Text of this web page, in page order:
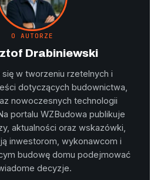
O AUTORZE
Drabiniewski
w tworzeniu rzetelnych i
dotyczących budownictwa,
nowoczesnych technologii
portalu WZBudowa publikuje
aktualności oraz wskazówki,
inwestorom, wykonawcom i
budowę domu podejmować
decyzje.